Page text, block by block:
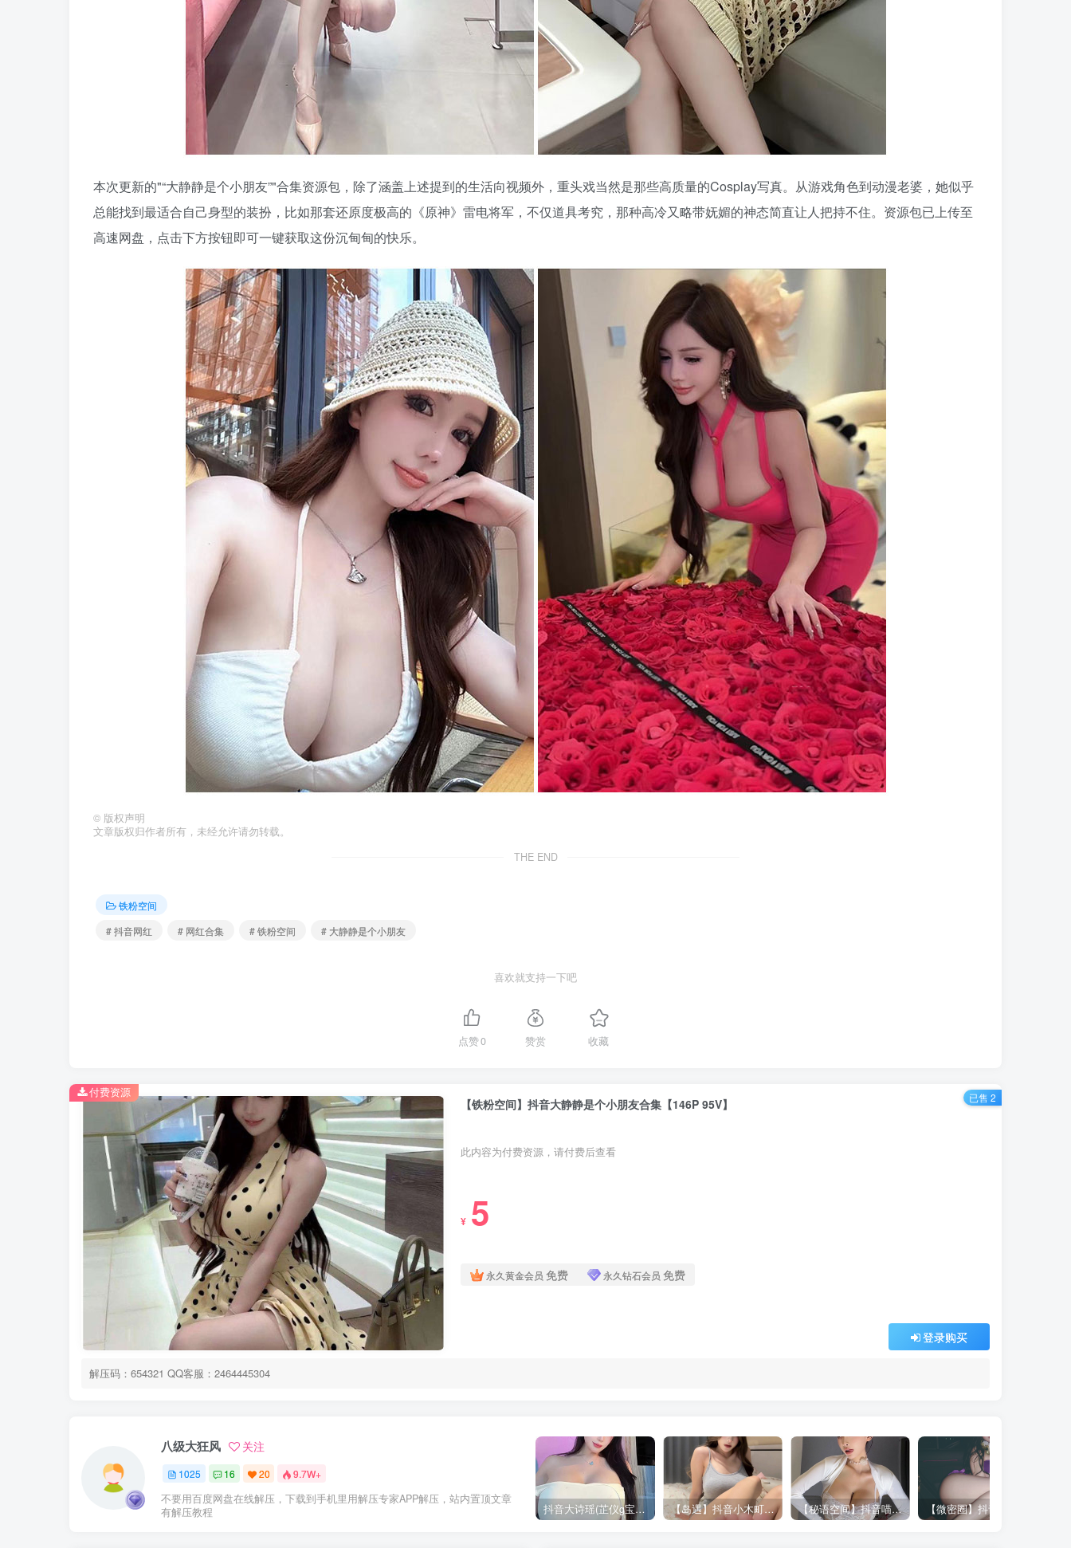
本次更新的 “大静静是个小朋友” 合集资源包，除了涵盖上述提到的生活向视频外，重头戏当然是那些高质量的Cosplay写真。从游戏角色到动漫老婆，她似乎
总能找到最适合自己身型的装扮，比如那套还原度极高的《原神》雷电将军，不仅道具考究，那种高冷又略带妩媚的神态简直让人把持不住。资源包已上传至
高速网盘，点击下方按钮即可一键获取这份沉甸甸的快乐。
© 版权声明
文章版权归作者所有，未经允许请勿转载。
THE END
铁粉空间
# 抖音网红
# 网红合集 # 铁粉空间 # 大静静是个小朋友
喜欢就支持一下吧
点赞0 赞赏 收藏
【铁粉空间】抖音大静静是个小朋友合集【146P 95V】
此内容为付费资源，请付费后查看
¥ 5
永久黄金会员 免费 永久钻石会员 免费
登录购买
解压码：654321 QQ客服：2464445304
付费资源 已售 2
八级大狂风 关注
1025 16 20 9.7W+
不要用百度网盘在线解压，下载到手机里用解压专家APP解压，站内置顶文章
有解压教程
抖音大诗瑶(芷仪g宝)视频资源合集下载 [12G] 【岛遇】抖音小木町合集【15P 20V】 【秘语空间】抖音喵朵曦（盐汽喵）合集【394P 101V 3G】